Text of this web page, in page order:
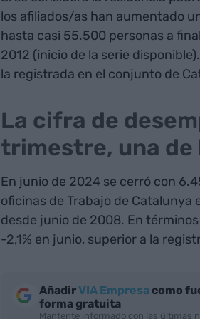
los afiliados/as han aumentado
hasta casi 55.500 personas a
2012 (inicio de la serie
la registrada en el conjunto de
La cifra de
trimestre, una de
En junio de 2024 se cerró con
oficinas de Trabajo de Catalunya
desde junio de 2008. En
-2,1% en junio, superior a la
AñadirVIA Empresacomo
forma gratuita
Mantente informado con las últimas